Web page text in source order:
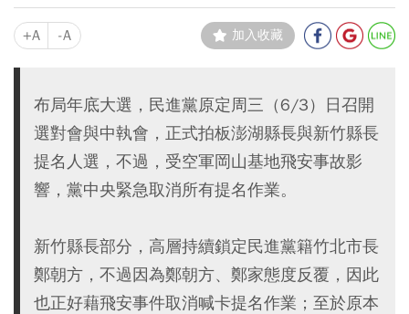
+A -A 加入收藏
布局年底大選，民進黨原定周三（6/3）日召開
選對會與中執會，正式拍板澎湖縣長與新竹縣長
提名人選，不過，受空軍岡山基地飛安事故影
響，黨中央緊急取消所有提名作業。
新竹縣長部分，高層持續鎖定民進黨籍竹北市長
鄭朝方，不過因為鄭朝方、鄭家態度反覆，因此
也正好藉飛安事件取消喊卡提名作業；至於原本